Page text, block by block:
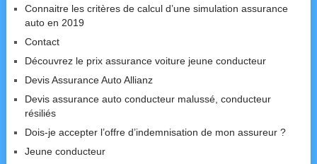
Connaitre les critères de calcul d’une simulation assurance
auto en 2019
Contact
Découvrez le prix assurance voiture jeune conducteur
Devis Assurance Auto Allianz
Devis assurance auto conducteur malussé, conducteur
résiliés
Dois-je accepter l’offre d’indemnisation de mon assureur ?
Jeune conducteur